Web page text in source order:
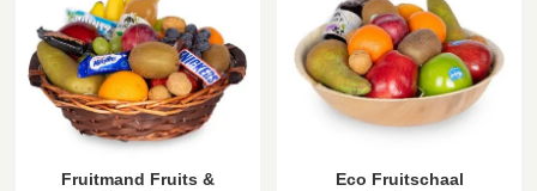
Fruitmand Fruits &
Eco Fruitschaal